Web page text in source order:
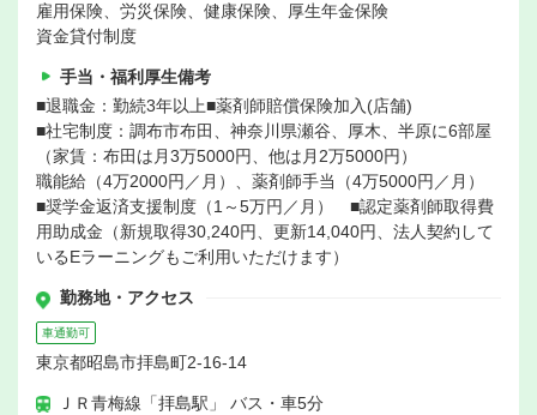
雇用保険、労災保険、健康保険、厚生年金保険
資金貸付制度
手当・福利厚生備考
■退職金：勤続3年以上■薬剤師賠償保険加入(店舗)
■社宅制度：調布市布田、神奈川県瀬谷、厚木、半原に6部屋
（家賃：布田は月3万5000円、他は月2万5000円）
職能給（4万2000円／月）、薬剤師手当（4万5000円／月）
■奨学金返済支援制度（1～5万円／月） ■認定薬剤師取得費
用助成金（新規取得30,240円、更新14,040円、法人契約して
いるEラーニングもご利用いただけます）
勤務地・アクセス
車通勤可
東京都昭島市拝島町2-16-14
ＪＲ青梅線「拝島駅」 バス・車5分